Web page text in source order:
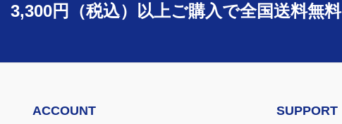
3,300円（税込）以上ご購入で全国送料無料
ACCOUNT SUPPORT